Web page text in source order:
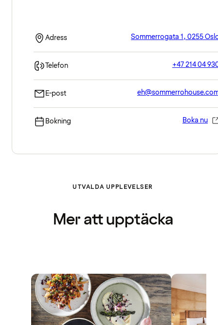
Adress Sommerrogata 1, 0255
Telefon +47 214 04
E-post
Bokning Boka nu
UTVALDA UPPLEVELSER
Mer att upptäcka